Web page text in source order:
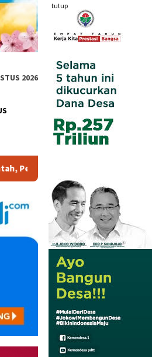
tutup
2026
Akademisi, dan Pengusaha